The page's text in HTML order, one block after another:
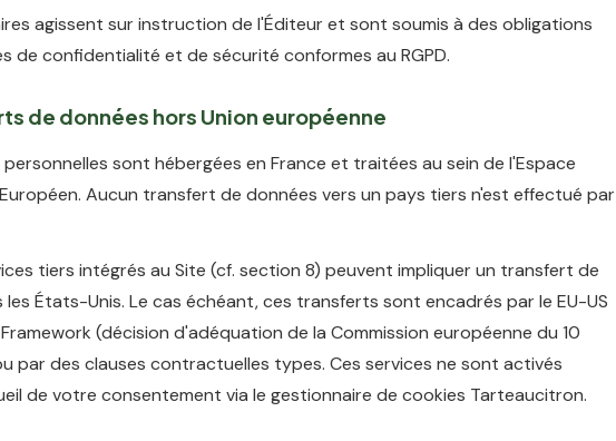
agissent sur instruction de l'Éditeur et sont soumis à des obligations
de confidentialité et de sécurité conformes au RGPD.
de données hors Union européenne
sont hébergées en France et traitées au sein de l'Espace
Aucun transfert de données vers un pays tiers n'est effectué par
tiers intégrés au Site (cf. section 8) peuvent impliquer un transfert de
les États-Unis. Le cas échéant, ces transferts sont encadrés par le EU-US
(décision d'adéquation de la Commission européenne du 10
par des clauses contractuelles types. Ces services ne sont activés
de votre consentement via le gestionnaire de cookies Tarteaucitron.